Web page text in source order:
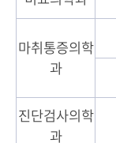
마취통증의학
과
진단검사의학
과